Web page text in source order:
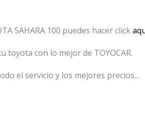
SAHARA 100 puedes hacer click
con lo mejor de TOYOCAR.
el servicio y los mejores precios…